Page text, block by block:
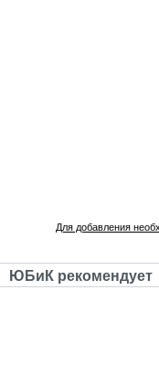
Для добавления
ЮБиК рекомендует